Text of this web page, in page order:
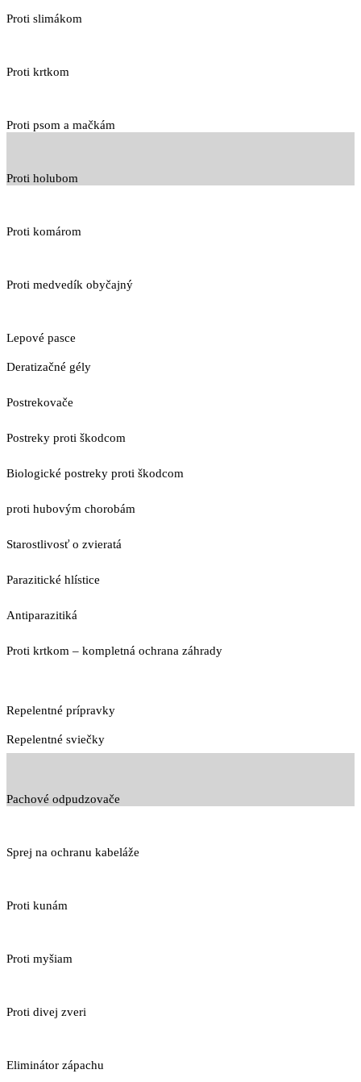
Proti slimákom
Proti krtkom
Proti psom a mačkám
Proti holubom
Proti komárom
Proti medvedík obyčajný
Lepové pasce
Deratizačné gély
Postrekovače
Postreky proti škodcom
Biologické postreky proti škodcom
proti hubovým chorobám
Starostlivosť o zvieratá
Parazitické hlístice
Antiparazitiká
Proti krtkom – kompletná ochrana záhrady
Repelentné prípravky
Repelentné sviečky
Pachové odpudzovače
Sprej na ochranu kabeláže
Proti kunám
Proti myšiam
Proti divej zveri
Eliminátor zápachu